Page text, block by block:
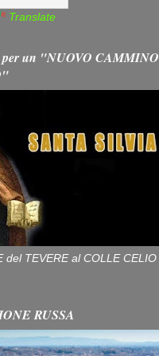
Translate
per un "NUOVO CAMMINO
del TEVERE al COLLE CELIO
RUSSA